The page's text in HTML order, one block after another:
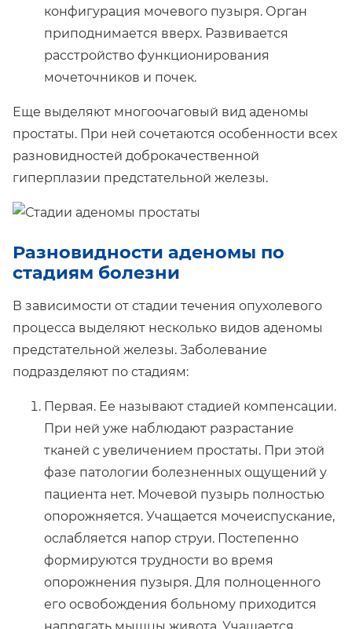
конфигурация мочевого пузыря. Орган
приподнимается вверх. Развивается
расстройство функционирования
мочеточников и почек.
Еще выделяют многоочаговый вид аденомы
простаты. При ней сочетаются особенности всех
разновидностей доброкачественной
гиперплазии предстательной железы.
Разновидности аденомы по
стадиям болезни
В зависимости от стадии течения опухолевого
процесса выделяют несколько видов аденомы
предстательной железы. Заболевание
подразделяют по стадиям:
Первая. Ее называют стадией компенсации.
При ней уже наблюдают разрастание
тканей с увеличением простаты. При этой
фазе патологии болезненных ощущений у
пациента нет. Мочевой пузырь полностью
опорожняется. Учащается мочеиспускание,
ослабляется напор струи. Постепенно
формируются трудности во время
опорожнения пузыря. Для полноценного
его освобождения больному приходится